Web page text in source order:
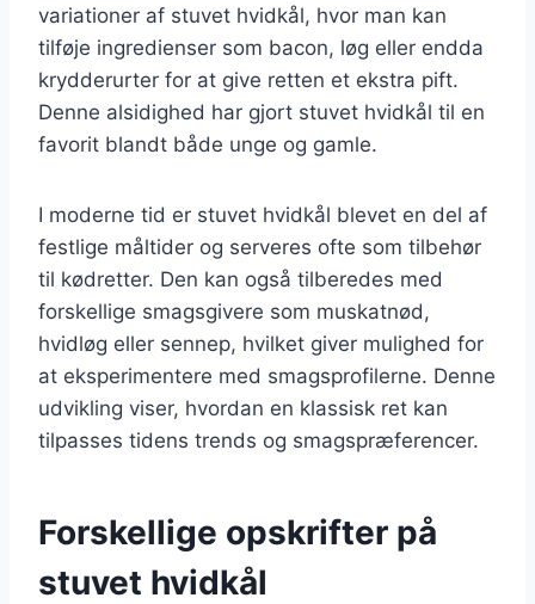
variationer af stuvet hvidkål, hvor man kan
tilføje ingredienser som bacon, løg eller endda
krydderurter for at give retten et ekstra pift.
Denne alsidighed har gjort stuvet hvidkål til en
favorit blandt både unge og gamle.
I moderne tid er stuvet hvidkål blevet en del af
festlige måltider og serveres ofte som tilbehør
til kødretter. Den kan også tilberedes med
forskellige smagsgivere som muskatnød,
hvidløg eller sennep, hvilket giver mulighed for
at eksperimentere med smagsprofilerne. Denne
udvikling viser, hvordan en klassisk ret kan
tilpasses tidens trends og smagspræferencer.
Forskellige opskrifter på
stuvet hvidkål